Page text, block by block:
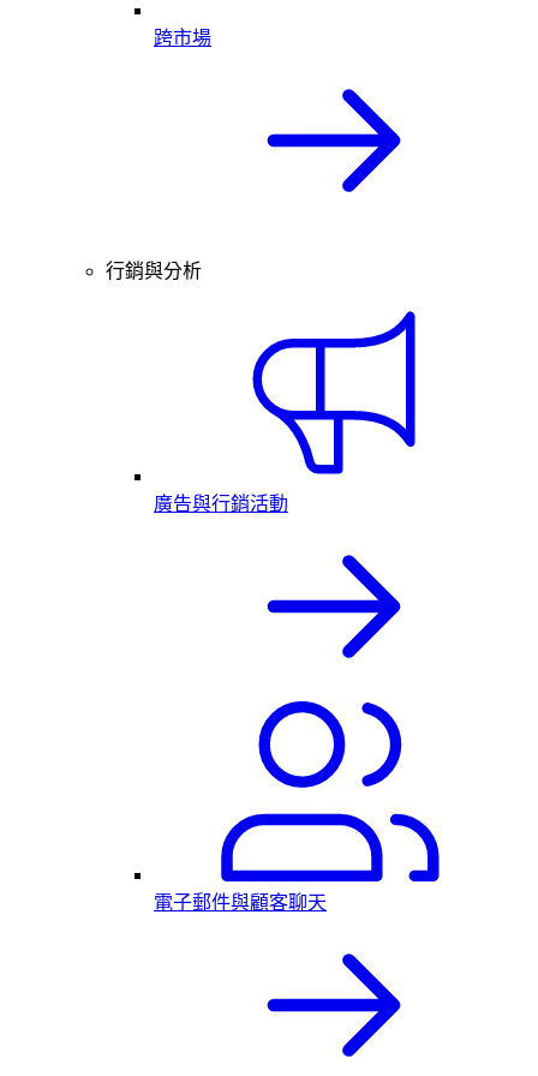
跨市場
行銷與分析
廣告與行銷活動
電子郵件與顧客聊天